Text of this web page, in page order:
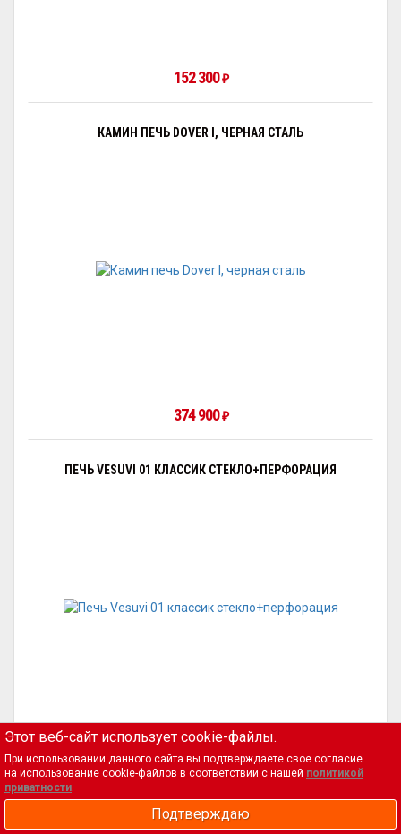
152 300 ₽
КАМИН ПЕЧЬ DOVER I, ЧЕРНАЯ СТАЛЬ
374 900 ₽
ПЕЧЬ VESUVI 01 КЛАССИК СТЕКЛО+ПЕРФОРАЦИЯ
13 388
Этот веб-сайт использует cookie-файлы.
При использовании данного сайта вы подтверждаете свое согласие
на использование cookie-файлов в соответствии с нашей политикой
приватности.
Подтверждаю